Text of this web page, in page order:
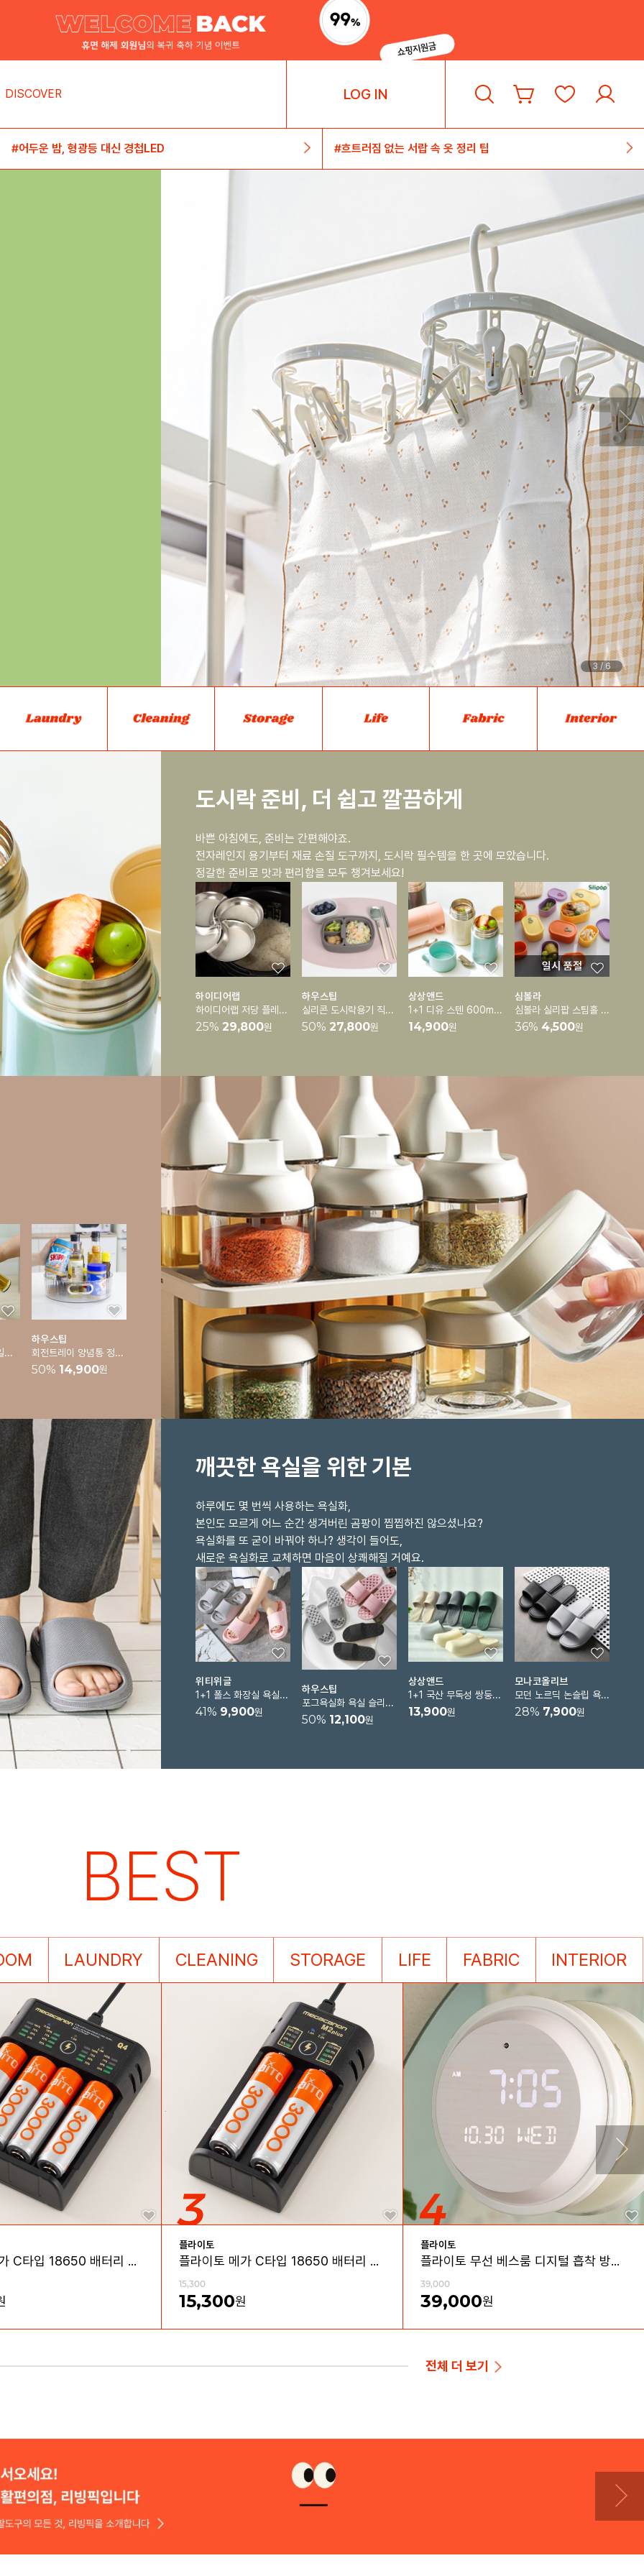
DISCOVER LOG IN
#어두운 밤, 형광등 대신 경첩LED #흐트러짐 없는 서랍 속 옷 정리 팁
4 / 6
도시락 준비, 더 쉽고 깔끔하게
바쁜 아침에도, 준비는 간편해야죠.
전자레인지 용기부터 재료 손질 도구까지, 도시락 필수템을 한 곳에 모았습니다.
정갈한 준비로 맛과 편리함을 모두 챙겨보세요!
하이디어랩
하이디어랩 저당 플레이트
25% 29,800원
하우스팁
실리콘 도시락용기 직장인 도시락통 런치박스 [3단분리가능]
50% 27,800원
상상앤드
1+1 디유 스텐 600ml 보온보냉 도시락통 죽통(스푼포함)
14,900원
일시 품절
심볼라
심볼라 실리팝 스팀홀 실리콘 팩 용기 모음전
36% 4,500원
[바겐슈타이거] 오일스프레이 1p
하우스팁
회전트레이 양념통 정리대 냉장고정리 트레이 주방정리
50% 14,900원
깨끗한 욕실을 위한 기본
하루에도 몇 번씩 사용하는 욕실화,
본인도 모르게 어느 순간 생겨버린 곰팡이 찝찝하진 않으셨나요?
욕실화를 또 굳이 바꿔야 하나? 생각이 들어도,
새로운 욕실화로 교체하면 마음이 상쾌해질 거예요.
위티위글
1+1 폴스 화장실 욕실 슬리퍼 미끄럼방지 욕실화
41% 9,900원
하우스팁
포그욕실화 욕실 슬리퍼 화장실슬리퍼 미끄럼방지 물빠짐신발 발등낮은욕실화 층간소음방지
50% 12,100원
상상앤드
1+1 국산 무독성 쌍둥이 욕실화
13,900원
모나코올리브
모던 노르딕 논슬립 욕실화
28% 7,900원
BEST
LAUNDRY CLEANING STORAGE LIFE FABRIC INTERIOR
플라이토 메가 C타입 18650 배터리 충전기 4구
플라이토
플라이토 메가 C타입 18650 배터리 충전기 2구
15,300
15,300원
플라이토
플라이토 무선 베스룸 디지털 흡착 방수 LED 시계
39,000
39,000원
전체 더 보기